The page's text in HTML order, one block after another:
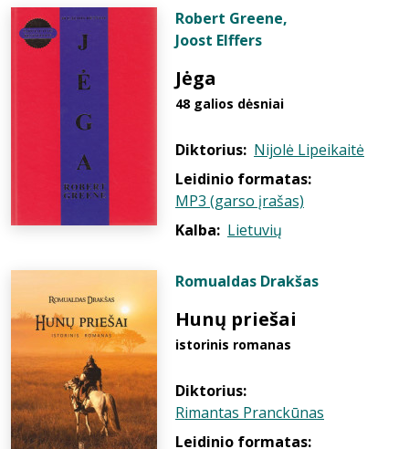
Robert Greene,
Joost Elffers
Jėga
48 galios dėsniai
Diktorius: Nijolė Lipeikaitė
Leidinio formatas:
MP3 (garso įrašas)
Kalba: Lietuvių
Romualdas Drakšas
Hunų priešai
istorinis romanas
Diktorius:
Rimantas Pranckūnas
Leidinio formatas: